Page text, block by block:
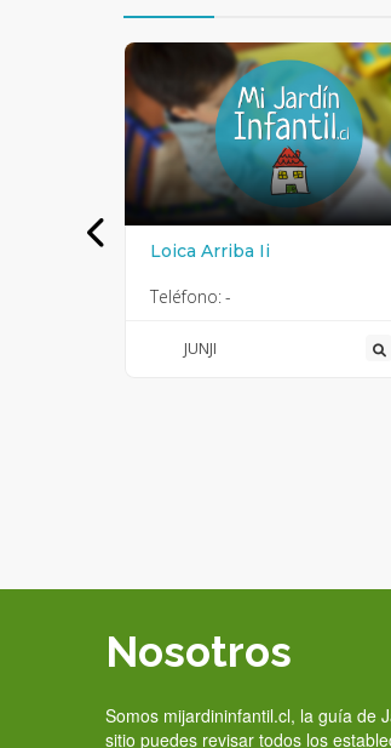
Loica Arriba Ii
Teléfono:-
JUNJI
Nosotros
Somos mijardininfantil.cl, la guía de
sitio puedes revisar todos los